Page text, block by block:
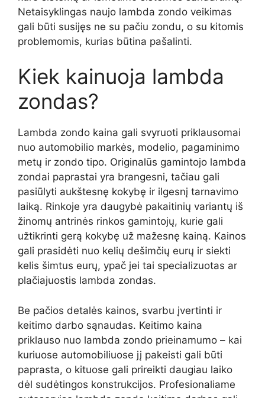
Netaisyklingas naujo lambda zondo veikimas
gali būti susijęs ne su pačiu zondu, o su kitomis
problemomis, kurias būtina pašalinti.
Kiek kainuoja lambda
zondas?
Lambda zondo kaina gali svyruoti priklausomai
nuo automobilio markės, modelio, pagaminimo
metų ir zondo tipo. Originalūs gamintojo lambda
zondai paprastai yra brangesni, tačiau gali
pasiūlyti aukštesnę kokybę ir ilgesnį tarnavimo
laiką. Rinkoje yra daugybė pakaitinių variantų iš
žinomų antrinės rinkos gamintojų, kurie gali
užtikrinti gerą kokybę už mažesnę kainą. Kainos
gali prasidėti nuo kelių dešimčių eurų ir siekti
kelis šimtus eurų, ypač jei tai specializuotas ar
plačiajuostis lambda zondas.
Be pačios detalės kainos, svarbu įvertinti ir
keitimo darbo sąnaudas. Keitimo kaina
priklauso nuo lambda zondo prieinamumo – kai
kuriuose automobiliuose jį pakeisti gali būti
paprasta, o kituose gali prireikti daugiau laiko
dėl sudėtingos konstrukcijos. Profesionaliame